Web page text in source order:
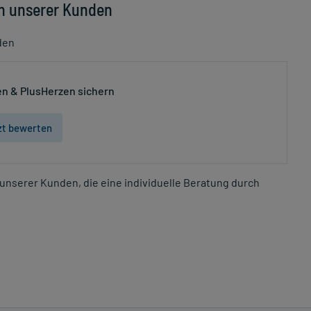
unserer Kunden
& PlusHerzen sichern
bewerten
Kunden, die eine individuelle Beratung durch